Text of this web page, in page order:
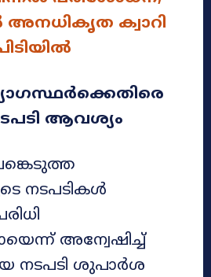
അനധികൃത ക്വാറി
ആവശ്യം
നടപടികൾ
അന്വേഷിച്ച്
നടപടി ശുപാർശ